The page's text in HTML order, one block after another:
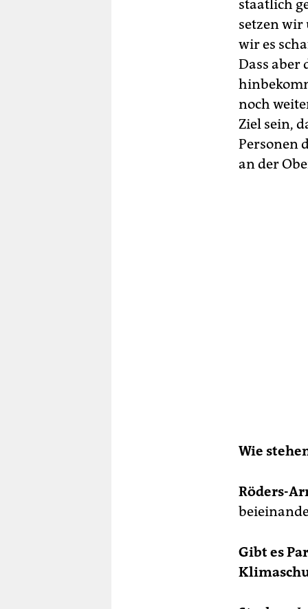
staatlich
setzen wir
wir es
Dass aber
noch
Ziel sein,
Personen
an der
Wie
Röders-
Gibt es